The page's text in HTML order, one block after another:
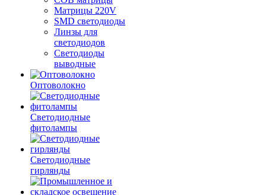
Матрицы 220V
SMD светодиоды
Линзы для
светодиодов
Светодиоды
выводные
Оптоволокно
Светодиодные
фитолампы
Светодиодные
гирлянды